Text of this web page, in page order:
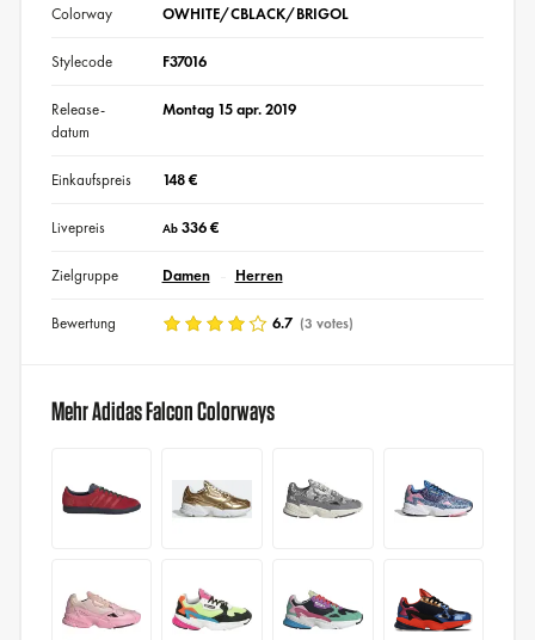
Colorway OWHITE/CBLACK/BRIGOL
Stylecode F37016
Release-
datum
Montag 15 apr. 2019
Einkaufspreis 148 €
Livepreis Ab336 €
Zielgruppe Damen Herren
Bewertung 6.7 (3 votes)
Mehr Adidas Falcon Colorways